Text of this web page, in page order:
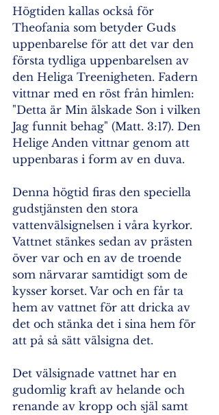
Högtiden kallas också för
Theofania som betyder Guds
uppenbarelse för att det var den
första tydliga uppenbarelsen av
den Heliga Treenigheten. Fadern
vittnar med en röst från himlen:
"Detta är Min älskade Son i vilken
Jag funnit behag" (Matt. 3:17). Den
Helige Anden vittnar genom att
uppenbaras i form av en duva.
Denna högtid firas den speciella
gudstjänsten den stora
vattenvälsignelsen i våra kyrkor.
Vattnet stänkes sedan av prästen
över var och en av de troende
som närvarar samtidigt som de
kysser korset. Var och en får ta
hem av vattnet för att dricka av
det och stänka det i sina hem för
att på så sätt välsigna det.
Det välsignade vattnet har en
gudomlig kraft av helande och
renande av kropp och själ samt